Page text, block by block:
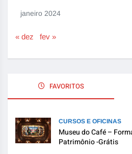
janeiro 2024
« dez fev »
FAVORITOS
CURSOS E OFICINAS
Museu do Café –
Patrimônio -Grátis